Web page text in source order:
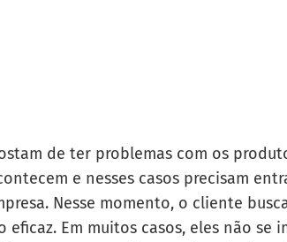
de ter problemas com os
e nesses casos precisam
Nesse momento, o cliente
Em muitos casos, eles não se